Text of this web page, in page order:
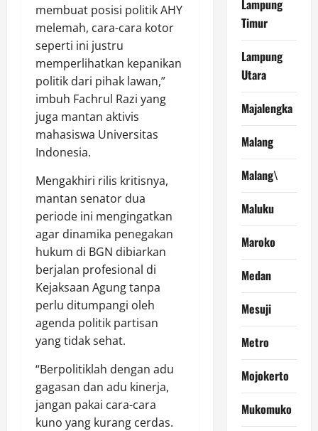
membuat posisi politik AHY
melemah, cara-cara kotor
seperti ini justru
memperlihatkan kepanikan
politik dari pihak lawan,”
imbuh Fachrul Razi yang
juga mantan aktivis
mahasiswa Universitas
Indonesia.
Mengakhiri rilis kritisnya,
mantan senator dua
periode ini mengingatkan
agar dinamika penegakan
hukum di BGN dibiarkan
berjalan profesional di
Kejaksaan Agung tanpa
perlu ditumpangi oleh
agenda politik partisan
yang tidak sehat.
“Berpolitiklah dengan adu
gagasan dan adu kinerja,
jangan pakai cara-cara
kuno yang kurang cerdas.
Lampung
Timur
Lampung
Utara
Majalengka
Malang
Malang\
Maluku
Maroko
Medan
Mesuji
Metro
Mojokerto
Mukomuko